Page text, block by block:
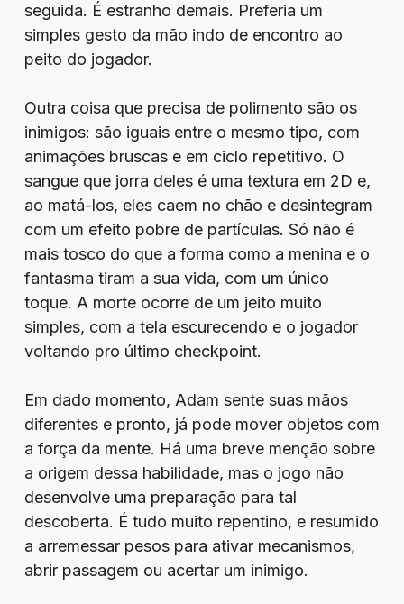
seguida. É estranho demais. Preferia um
simples gesto da mão indo de encontro ao
peito do jogador.
Outra coisa que precisa de polimento são os
inimigos: são iguais entre o mesmo tipo, com
animações bruscas e em ciclo repetitivo. O
sangue que jorra deles é uma textura em 2D e,
ao matá-los, eles caem no chão e desintegram
com um efeito pobre de partículas. Só não é
mais tosco do que a forma como a menina e o
fantasma tiram a sua vida, com um único
toque. A morte ocorre de um jeito muito
simples, com a tela escurecendo e o jogador
voltando pro último checkpoint.
Em dado momento, Adam sente suas mãos
diferentes e pronto, já pode mover objetos com
a força da mente. Há uma breve menção sobre
a origem dessa habilidade, mas o jogo não
desenvolve uma preparação para tal
descoberta. É tudo muito repentino, e resumido
a arremessar pesos para ativar mecanismos,
abrir passagem ou acertar um inimigo.